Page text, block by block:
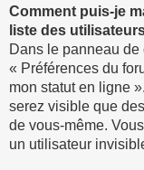
Comment puis-je
liste des
Dans le panneau de
« Préférences du
mon statut en ligne
serez visible que
de vous-même.
un utilisateur